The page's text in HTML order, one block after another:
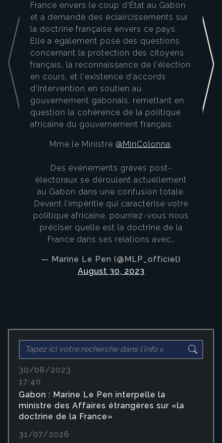
France envers le coup d'État au Gabon
et a demandé des éclaircissements sur
la doctrine française envers ce pays.
Elle a également posé des questions
concernant la protection des citoyens
français, la reconnaissance de l'élection
en cours, et l'existence d'accords
d'intervention en soutien au
gouvernement gabonais, remettant en
question la cohérence de la politique
africaine du gouvernement français.
Mme le Ministre @MinColonna,
Des événements graves post-
électoraux se déroulent actuellement
au Gabon dans une confusion totale.
Devant l’impéritie qui caractérise votre
politique africaine, pourriez-vous nous
préciser quelle est la doctrine de la
France dans ses relations avec…
— Marine Le Pen (@MLP_officiel)
August 30, 2023
30/08/2023
17:40
Gabon : Marine Le Pen interpelle la
ministre des Affaires étrangères sur «la
doctrine de la France»
31/07/2026